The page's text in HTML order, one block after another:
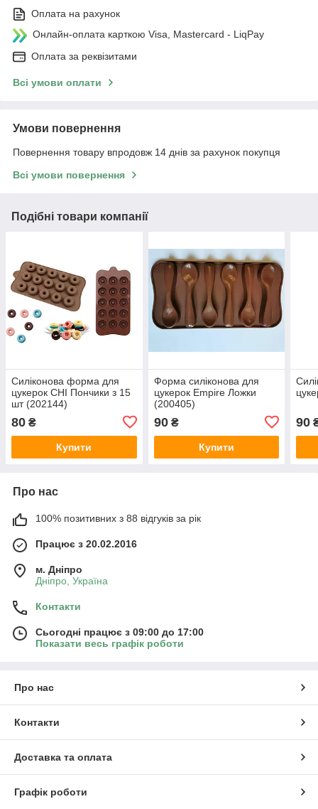
Оплата на рахунок
Онлайн-оплата карткою Visa, Mastercard - LiqPay
Оплата за реквізитами
Всі умови оплати
Умови повернення
Повернення товару впродовж 14 днів за рахунок покупця
Всі умови повернення
Подібні товари компанії
Силіконова форма для
цукерок CHI Пончики з 15
шт (202144)
80 ₴
Купити
Форма силіконова для
цукерок Empire Ложки
(200405)
90₴
Купити
90
Про нас
100% позитивних з 88 відгуків за рік
Працює з 20.02.2016
м. Дніпро
Дніпро, Україна
Контакти
Сьогодні працює з 09:00 до 17:00
Показати весь графік роботи
Про нас
Контакти
Доставка та оплата
Графік роботи